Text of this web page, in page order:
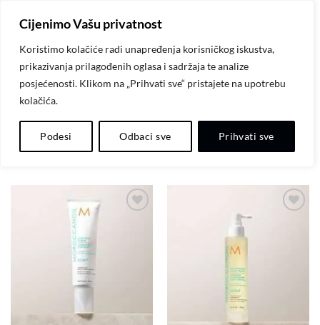
Cijenimo Vašu privatnost
Koristimo kolačiće radi unapređenja korisničkog iskustva,
prikazivanja prilagođenih oglasa i sadržaja te analize
posjećenosti. Klikom na „Prihvati sve“ pristajete na upotrebu
kolačića.
Podesi Odbaci sve Prihvati sve
content
POČETNA / MOROCCANOIL / MOROCCANOIL SCALP